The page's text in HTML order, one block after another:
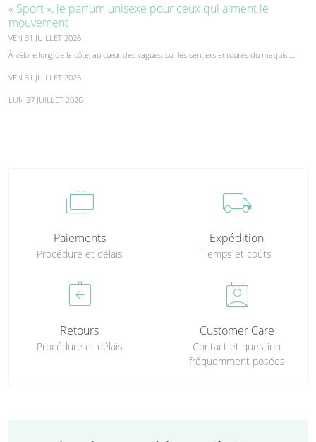
« Sport », le parfum unisexe pour ceux qui aiment le
mouvement
VEN 31 JUILLET 2026
À vélo le long de la côte, au cœur des vagues, sur les sentiers entourés du maquis …
VEN 31 JUILLET 2026
LUN 27 JUILLET 2026
cases
Paiements
Procédure et délais
local_shipping
Expédition
Temps et coûts
assignment_return
Retours
Procédure et délais
perm_contact_calendar
Customer Care
Contact et question
fréquemment posées